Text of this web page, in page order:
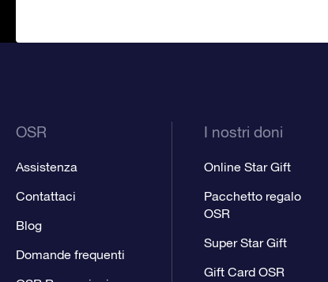
OSR
Assistenza
Contattaci
Blog
Domande frequenti
I nostri doni
Online Star Gift
Pacchetto regalo
OSR
Super Star Gift
Gift Card OSR